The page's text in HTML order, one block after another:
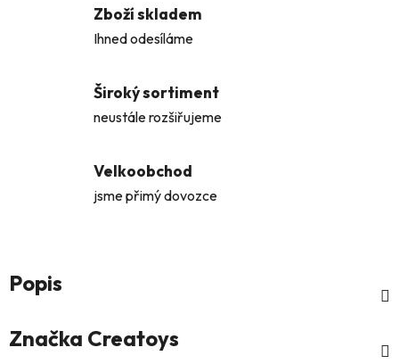
Zboží skladem
Ihned odesíláme
Široký sortiment
neustále rozšiřujeme
Velkoobchod
jsme přimý dovozce
Popis
Značka Creatoys